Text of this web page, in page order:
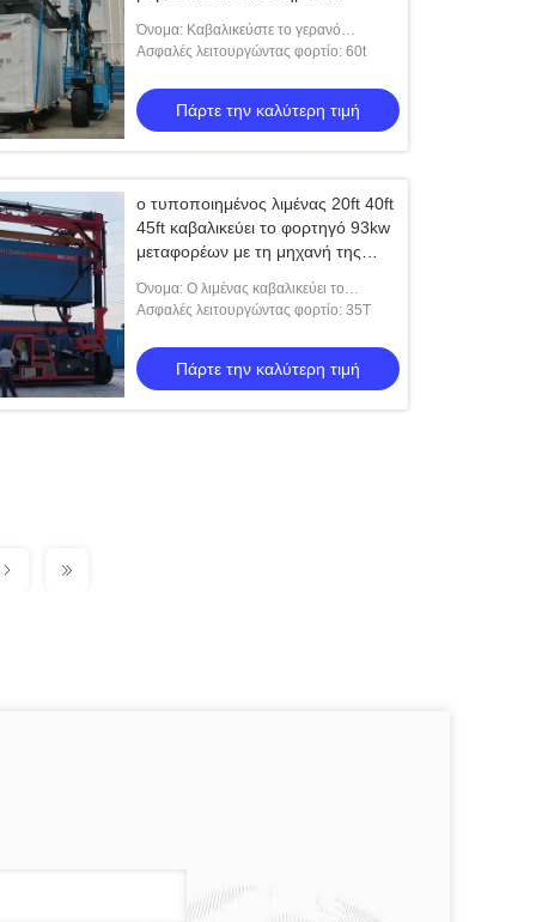
Όνομα: Καβαλικεύστε το γερανό
εμπορευματοκιβωτίων μεταφορέων
Ασφαλές λειτουργώντας φορτίο: 60t
Πάρτε την καλύτερη τιμή
ο τυποποιημένος λιμένας 20ft 40ft
45ft καβαλικεύει το φορτηγό 93kw
μεταφορέων με τη μηχανή της
Όνομα: Ο λιμένας καβαλικεύει το
φορτηγό μεταφορέων
Ασφαλές λειτουργώντας φορτίο: 35Τ
Πάρτε την καλύτερη τιμή